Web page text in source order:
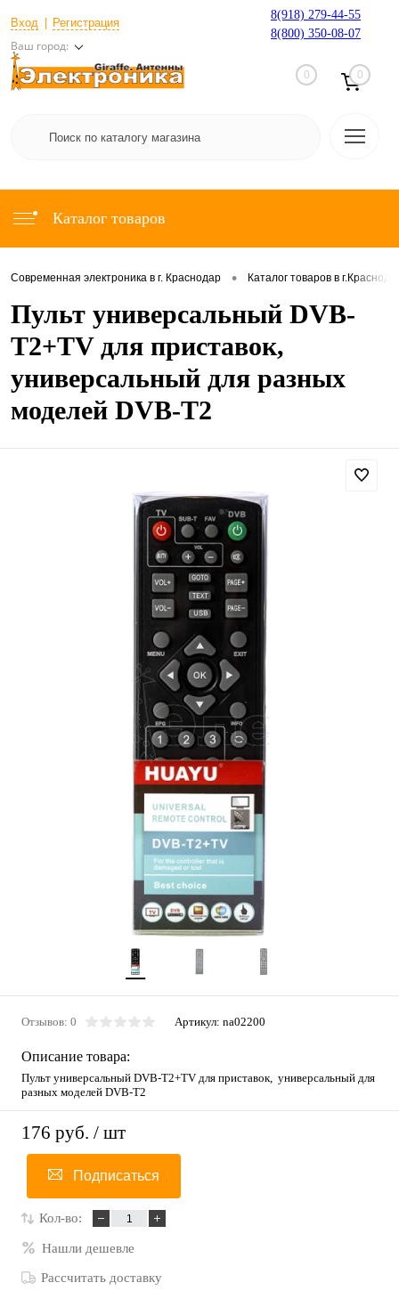
Вход Регистрация
Ваш город:
8(918) 279-44-55
8(800) 350-08-07
0 0
Каталог товаров
Современная электроника в г. Краснодар • Каталог товаров в
Пульт универсальный DVB-
T2+TV для приставок,
универсальный для разных
моделей DVB-T2
Отзывов: 0 Артикул: na02200
Описание товара:
Пульт универсальный DVB-T2+TV для приставок, универсальный для
разных моделей DVB-T2
176 руб. / шт
Подписаться
Кол-во:
Нашли дешевле
Рассчитать доставку